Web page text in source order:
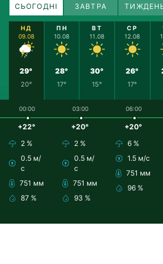
СЬОГОДНІ ЗАВТРА
НД
09.08
29°
20°
ПН
10.08
28°
17°
ВТ
11.08
30°
15°
СР
12.08
26°
17°
00:00
+22°
2 %
0.5 м/
с
751 мм
87 %
03:00
+20°
2 %
0.5 м/
с
751 мм
93 %
06:00
+20°
6 %
1.5 м/с
751 мм
96 %